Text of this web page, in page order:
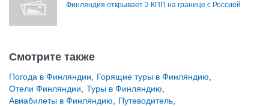
Финляндия открывает 2 КПП на границе с Россией
Смотрите также
Погода в Финляндии Горящие туры в Финляндию
Отели Финляндии
Туры в Финляндию
Авиабилеты в Финляндию
Путеводитель